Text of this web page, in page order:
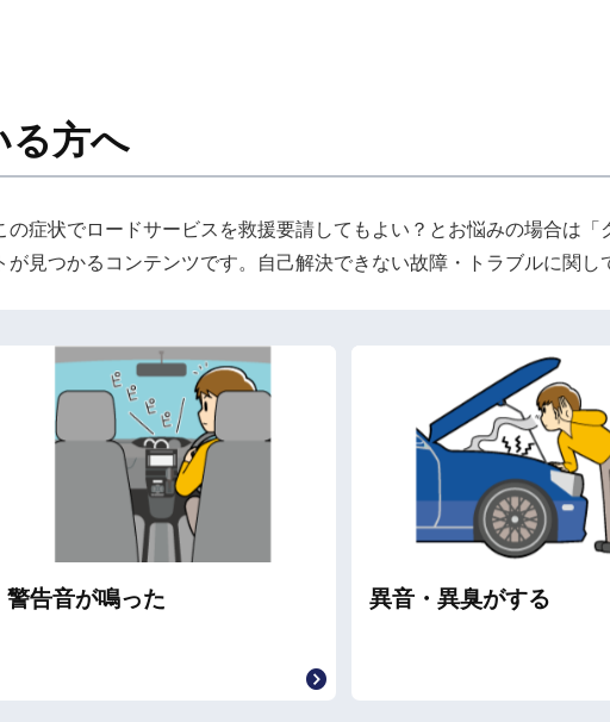
る方へ
症状でロードサービスを救援要請してもよい？とお悩みの場合は「
見つかるコンテンツです。自己解決できない故障・トラブルに関し
警告音が鳴った 異音・異臭がする